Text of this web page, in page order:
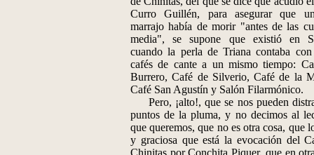
Curro Guillén, para asegurar que
marrajo había de morir "antes de las
media", se supone que existió en
cuando la perla de Triana contaba
cafés de cante a un mismo tiempo:
Burrero, Café de Silverio, Café de la
Café San Agustín y Salón Filarmónico.
Pero, ¡alto!, que se nos pueden
puntos de la pluma, y no decimos al
que queremos, que no es otra cosa, que
y graciosa que está la evocación del
Chinitas por Conchita Piquer, que en